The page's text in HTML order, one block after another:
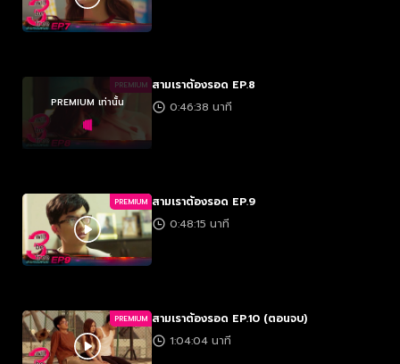
PREMIUM
PREMIUM เท่านั้น
สามเราต้องรอด EP.8
0:46:38 นาที
PREMIUM สามเราต้องรอด EP.9
0:48:15 นาที
PREMIUM สามเราต้องรอด EP.10 (ตอนจบ)
1:04:04 นาที